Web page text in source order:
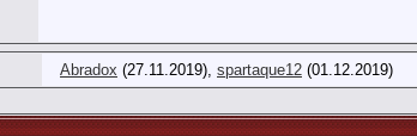
Abradox (27.11.2019), spartaque12 (01.12.2019)